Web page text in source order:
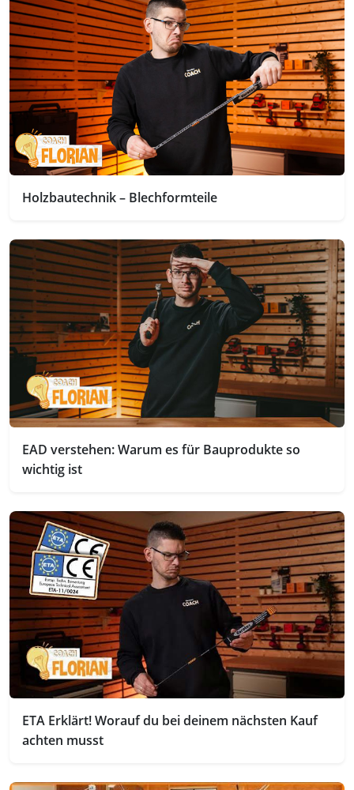
Holzbautechnik – Blechformteile
EAD verstehen: Warum es für Bauprodukte so
wichtig ist
ETA Erklärt! Worauf du bei deinem nächsten Kauf
achten musst